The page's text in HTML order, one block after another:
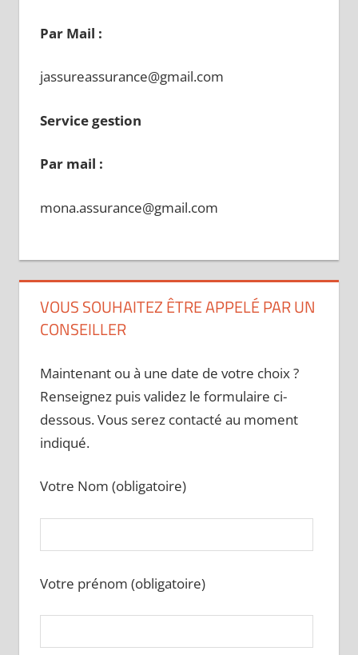
Par Mail :
jassureassurance@gmail.com
Service gestion
Par mail :
mona.assurance@gmail.com
VOUS SOUHAITEZ ÊTRE APPELÉ PAR UN
CONSEILLER
Maintenant ou à une date de votre choix ?
Renseignez puis validez le formulaire ci-
dessous. Vous serez contacté au moment
indiqué.
Votre Nom (obligatoire)
Votre prénom (obligatoire)